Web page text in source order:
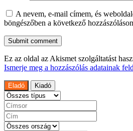
A nevem, e-mail címem, és
böngészőben a következő
Ez az oldal az Akismet szolgáltatást
Ismerje meg a hozzászólás adatainak
Eladó Kiadó